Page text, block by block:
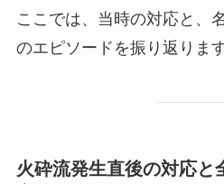
ここでは、当時の対応と、
のエピソードを振り返ります
火砕流発生直後の対応と